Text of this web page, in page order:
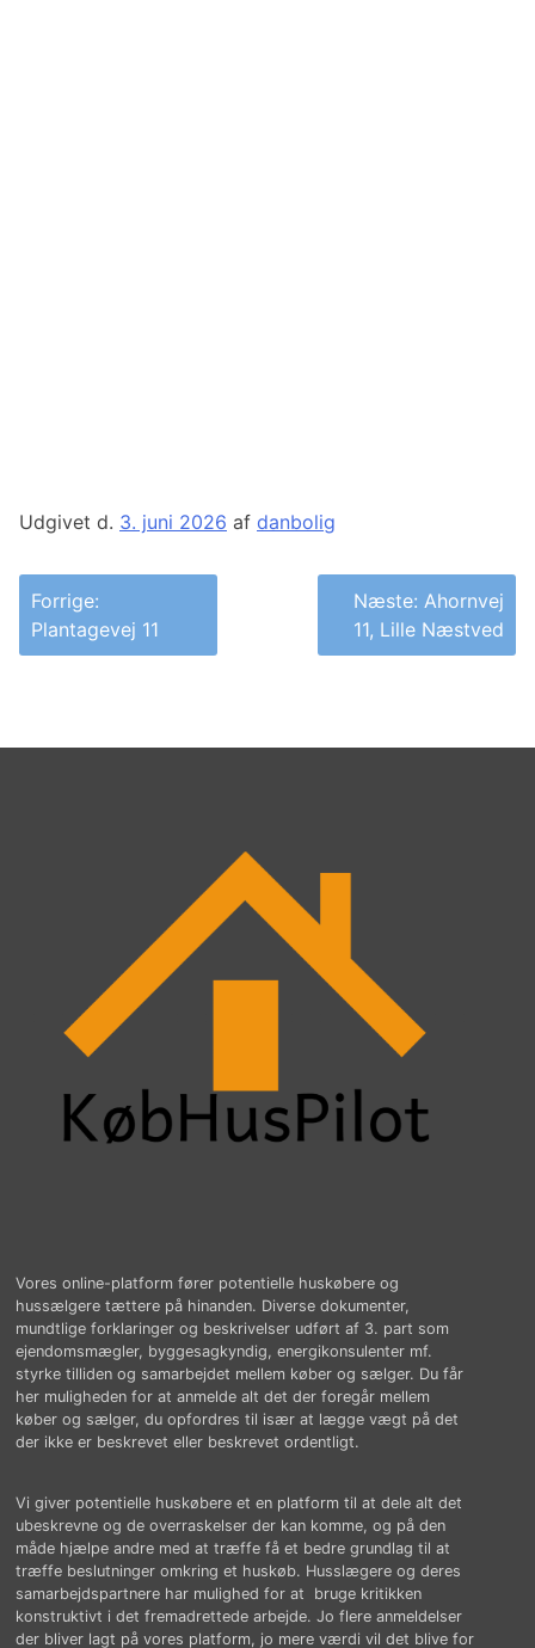
Udgivet d. 3. juni 2026 af danbolig
Indlægsnavigation
Forrige:
Plantagevej 11
Næste: Ahornvej
11, Lille Næstved
Vores online-platform fører potentielle huskøbere og
hussælgere tættere på hinanden. Diverse dokumenter,
mundtlige forklaringer og beskrivelser udført af 3. part som
ejendomsmægler, byggesagkyndig, energikonsulenter mf.
styrke tilliden og samarbejdet mellem køber og sælger. Du får
her muligheden for at anmelde alt det der foregår mellem
køber og sælger, du opfordres til især at lægge vægt på det
der ikke er beskrevet eller beskrevet ordentligt.
Vi giver potentielle huskøbere et en platform til at dele alt det
ubeskrevne og de overraskelser der kan komme, og på den
måde hjælpe andre med at træffe få et bedre grundlag til at
træffe beslutninger omkring et huskøb. Husslægere og deres
samarbejdspartnere har mulighed for at bruge kritikken
konstruktivt i det fremadrettede arbejde. Jo flere anmeldelser
der bliver lagt på vores platform, jo mere værdi vil det blive for